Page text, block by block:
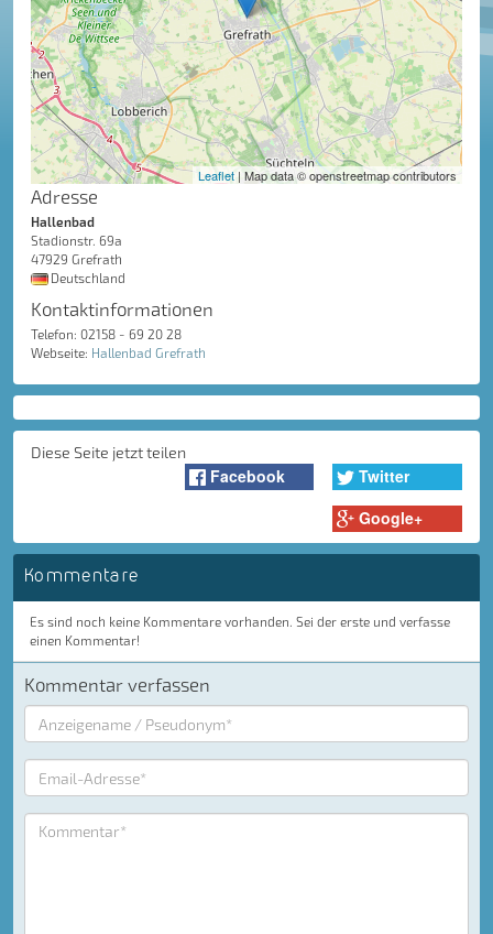
Leaflet | Map data © openstreetmap contributors
Adresse
Hallenbad
Stadionstr. 69a
47929 Grefrath
Deutschland
Kontaktinformationen
Telefon: 02158 - 69 20 28
Webseite: Hallenbad Grefrath
Diese Seite jetzt teilen
Facebook
Twitter
Google+
Kommentare
Es sind noch keine Kommentare vorhanden. Sei der erste und verfasse
einen Kommentar!
Kommentar verfassen